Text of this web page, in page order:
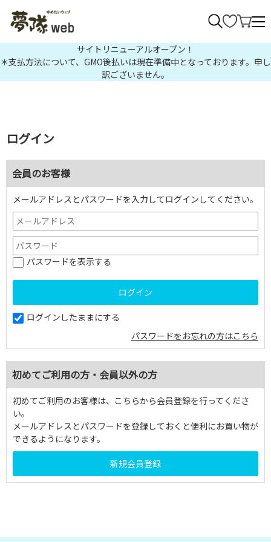
サイトリニューアルオープン！
＊支払方法について、GMO後払いは現在準備中となっております。申し
訳ございません。
ログイン
会員のお客様
メールアドレスとパスワードを入力してログインしてください。
パスワードを表示する
ログインしたままにする
パスワードをお忘れの方はこちら
初めてご利用の方・会員以外の方
初めてご利用のお客様は、こちらから会員登録を行ってくださ
い。
メールアドレスとパスワードを登録しておくと便利にお買い物が
できるようになります。